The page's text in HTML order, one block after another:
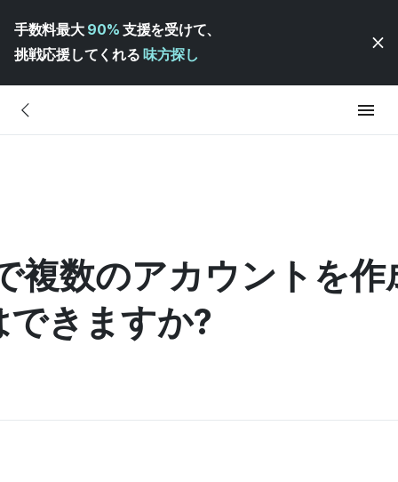
手数料最大 90% 支援を受けて、
挑戦応援してくれる 味方探し
複数のアカウントを
きますか?